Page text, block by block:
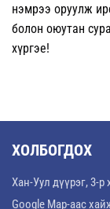
нэмрээ оруулж
болон оюутан
хүргэе!
ХОЛБОГДОХ
Хан-Уул дүүрэг, 3-
Google Map-аас